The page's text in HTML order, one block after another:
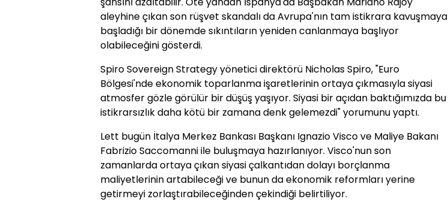
aleyhine çıkan son rüşvet skandalı da Avrupa'nın tam istikrara kavuşmaya
başladığı bir dönemde sıkıntıların yeniden canlanmaya başlıyor
olabileceğini gösterdi.
Spiro Sovereign Strategy yönetici direktörü Nicholas Spiro, "Euro
Bölgesi'nde ekonomik toparlanma işaretlerinin ortaya çıkmasıyla siyasi
atmosfer gözle görülür bir düşüş yaşıyor. Siyasi bir açıdan baktığımızda bu
istikrarsızlık daha kötü bir zamana denk gelemezdi" yorumunu yaptı.
Lett bugün İtalya Merkez Bankası Başkanı Ignazio Visco ve Maliye Bakanı
Fabrizio Saccomanni ile buluşmaya hazırlanıyor. Visco'nun son
zamanlarda ortaya çıkan siyasi çalkantıdan dolayı borçlanma
maliyetlerinin artabileceği ve bunun da ekonomik reformları yerine
getirmeyi zorlaştırabileceğinden çekindiği belirtiliyor.